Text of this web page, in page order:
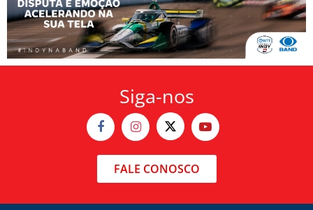
Siga-nos
FALE CONOSCO